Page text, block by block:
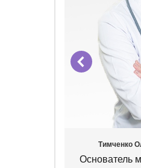
Тимченко
Основатель